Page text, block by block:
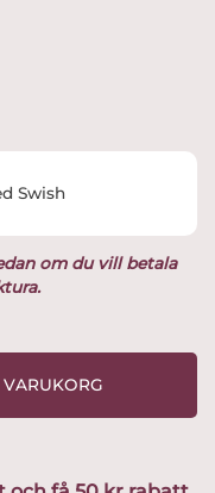
om du vill betala
Swish